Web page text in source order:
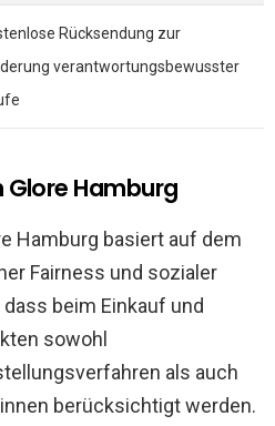
Rücksendung zur
verantwortungsbewusster
Glore Hamburg
Hamburg basiert auf dem
Fairness und sozialer
beim Einkauf und
sowohl
als auch
berücksichtigt werden.